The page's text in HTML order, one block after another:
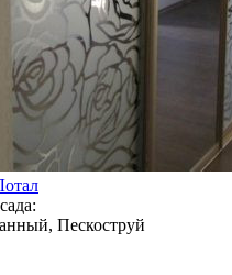
Пескоструй